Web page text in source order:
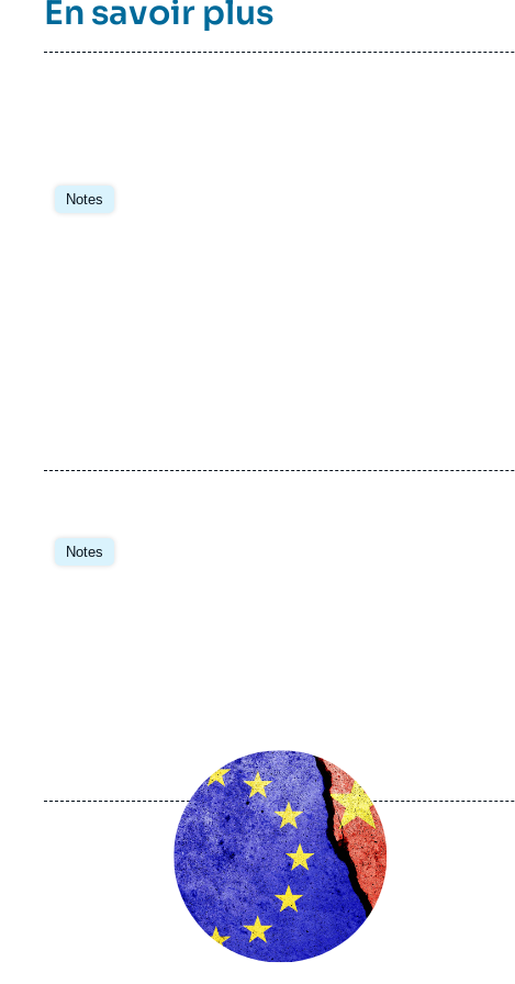
En savoir plus
Notes
Image
principale
Notes
Image
principale
principale